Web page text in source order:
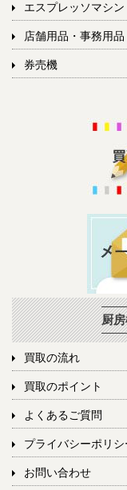
エスプレッソマシン
店舗用品・事務用品
券売機
厨
買取の流れ
買取のポイント
よくあるご質問
プライバシーポリシ
お問い合わせ